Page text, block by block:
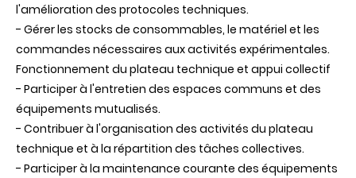
l'amélioration des protocoles techniques.
- Gérer les stocks de consommables, le matériel et les
commandes nécessaires aux activités expérimentales.
Fonctionnement du plateau technique et appui collectif
- Participer à l'entretien des espaces communs et des
équipements mutualisés.
- Contribuer à l'organisation des activités du plateau
technique et à la répartition des tâches collectives.
- Participer à la maintenance courante des équipements